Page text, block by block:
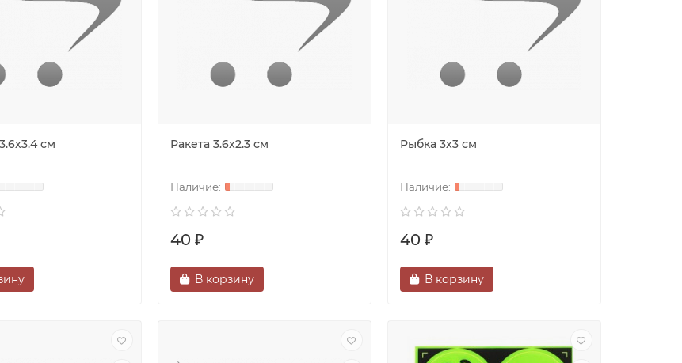
см Ракета 3.6х2.3 см
40 ₽
В корзину
Рыбка 3х3 см
40 ₽
В корзину